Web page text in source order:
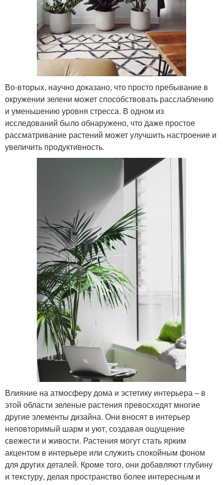
Во-вторых, научно доказано, что просто пребывание в
окружении зелени может способствовать расслаблению
и уменьшению уровня стресса. В одном из
исследований было обнаружено, что даже простое
рассматривание растений может улучшить настроение и
увеличить продуктивность.
Влияние на атмосферу дома и эстетику интерьера – в
этой области зеленые растения превосходят многие
другие элементы дизайна. Они вносят в интерьер
неповторимый шарм и уют, создавая ощущение
свежести и живости. Растения могут стать ярким
акцентом в интерьере или служить спокойным фоном
для других деталей. Кроме того, они добавляют глубину
и текстуру, делая пространство более интересным и